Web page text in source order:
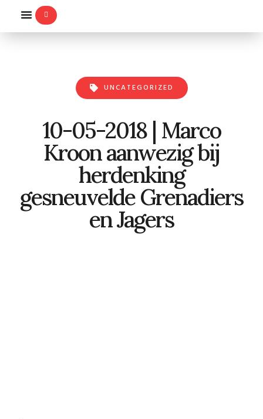
UNCATEGORIZED
10-05-2018 | Marco
Kroon aanwezig bij
herdenking
gesneuvelde Grenadiers
en Jagers